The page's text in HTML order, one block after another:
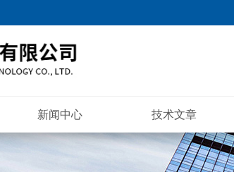
新闻中心 技术文章